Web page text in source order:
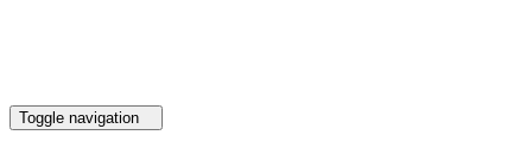
Toggle navigation